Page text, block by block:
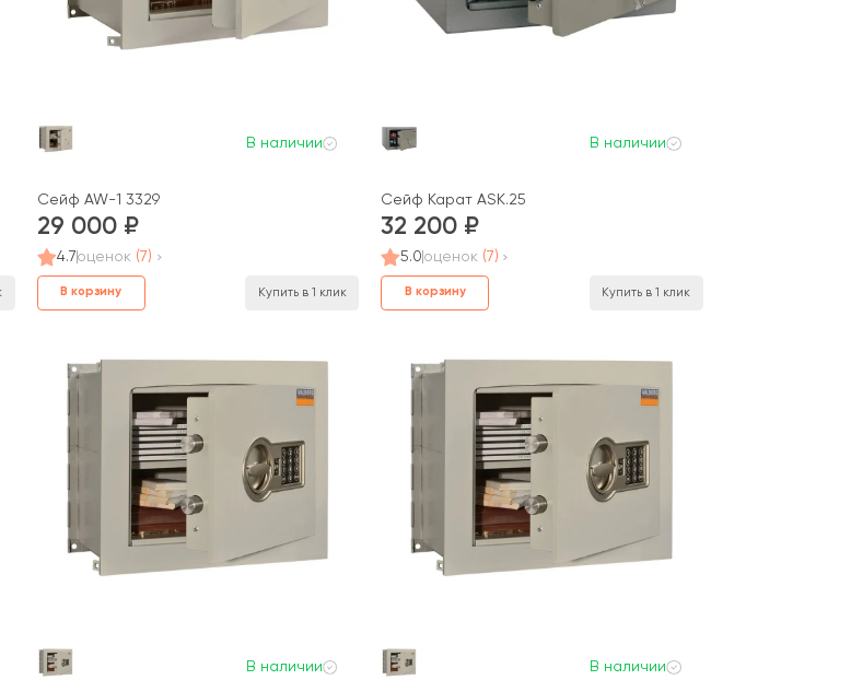
В наличии
Сейф AW-1 3329
29 000
4.7оценок (7)
В корзину Купить в 1 клик
В наличии
Сейф Карат ASK.25
32 200
5.0 оценок (7)
В корзину Купить в 1 клик
В наличии В наличии